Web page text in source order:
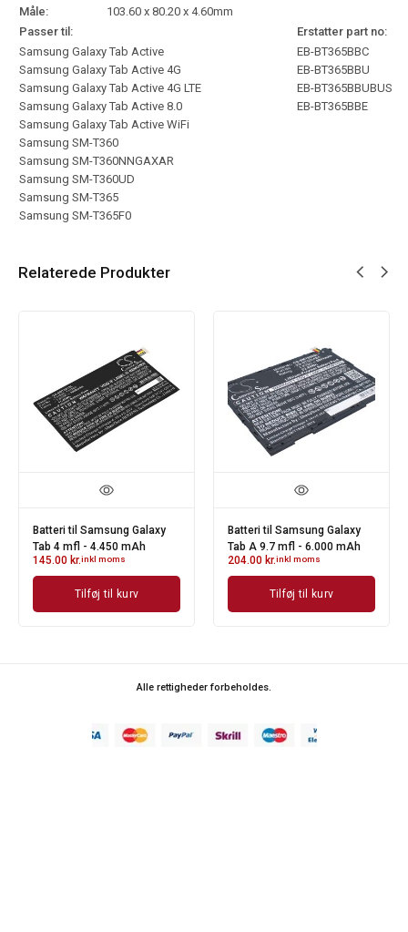
Måle:
103.60 x 80.20 x 4.60mm
Passer til:
Erstatter part no:
Samsung Galaxy Tab Active
Samsung Galaxy Tab Active 4G
Samsung Galaxy Tab Active 4G LTE
Samsung Galaxy Tab Active 8.0
Samsung Galaxy Tab Active WiFi
Samsung SM-T360
Samsung SM-T360NNGAXAR
Samsung SM-T360UD
Samsung SM-T365
Samsung SM-T365F0
EB-BT365BBC
EB-BT365BBU
EB-BT365BBUBUS
EB-BT365BBE
Relaterede Produkter
Batteri til Samsung Galaxy
Tab 4 mfl - 4.450 mAh
145.00 kr.inkl moms
Tilføj til kurv
Batteri til Samsung Galaxy
Tab A 9.7 mfl - 6.000 mAh
204.00 kr.inkl moms
Tilføj til kurv
Alle rettigheder forbeholdes.